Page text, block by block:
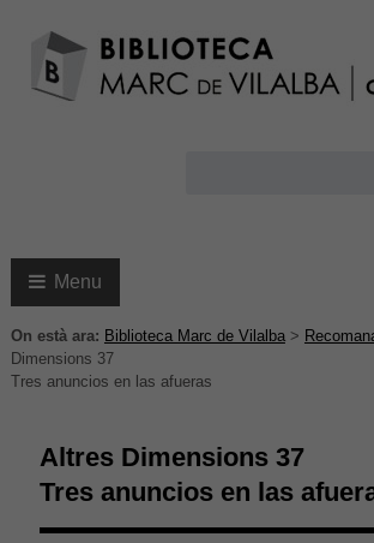
Menu
On està ara: Biblioteca Marc de Vilalba>
Dimensions 37
Tres anuncios en las afueras
Altres Dimensions 37
Tres anuncios en las